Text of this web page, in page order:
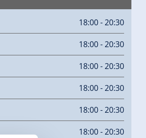
18:00 - 20:30
18:00 - 20:30
18:00 - 20:30
18:00 - 20:30
18:00 - 20:30
18:00 - 20:30